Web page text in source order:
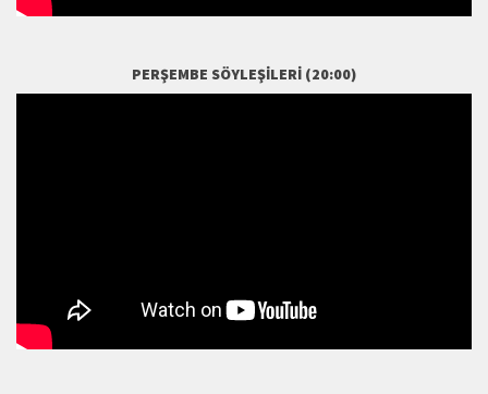
PERŞEMBE SÖYLEŞILERI (20:00)